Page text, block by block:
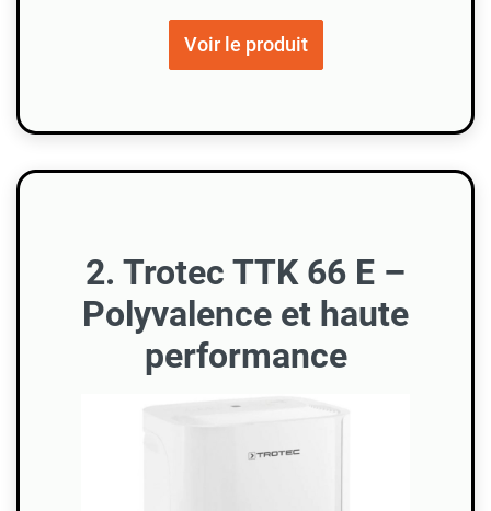
Voir le produit
2. Trotec TTK 66 E –
Polyvalence et haute
performance